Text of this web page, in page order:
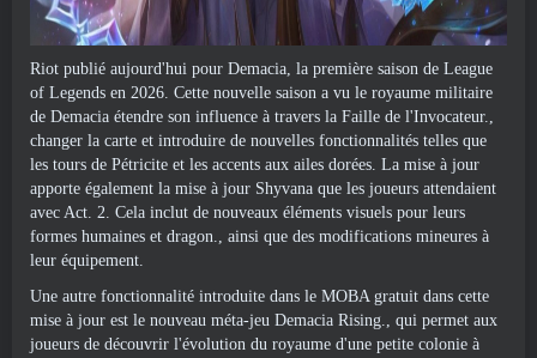
Riot publié aujourd'hui pour Demacia, la première saison de League
of Legends en 2026. Cette nouvelle saison a vu le royaume militaire
de Demacia étendre son influence à travers la Faille de l'Invocateur.,
changer la carte et introduire de nouvelles fonctionnalités telles que
les tours de Pétricite et les accents aux ailes dorées. La mise à jour
apporte également la mise à jour Shyvana que les joueurs attendaient
avec Act. 2. Cela inclut de nouveaux éléments visuels pour leurs
formes humaines et dragon., ainsi que des modifications mineures à
leur équipement.
Une autre fonctionnalité introduite dans le MOBA gratuit dans cette
mise à jour est le nouveau méta-jeu Demacia Rising., qui permet aux
joueurs de découvrir l'évolution du royaume d'une petite colonie à